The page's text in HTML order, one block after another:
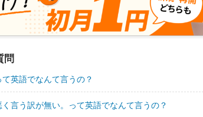
問
英語でなんて言うの？
言う訳が無い。って英語でなんて言うの？